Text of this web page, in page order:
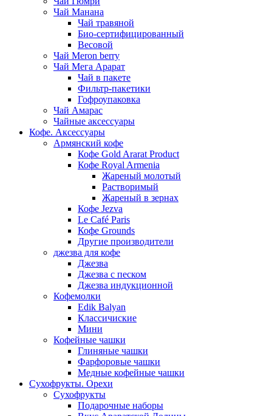
Чай Манана
Чай травяной
Био-сертифицированный
Весовой
Чай Meron berry
Чай Мега Арарат
Чай в пакете
Фильтр-пакетики
Гофроупаковка
Чай Амарас
Чайные аксессуары
Кофе. Аксессуары
Армянский кофе
Кофе Gold Ararat Product
Кофе Royal Armenia
Жареный молотый
Растворимый
Жареный в зернах
Кофе Jezva
Le Café Paris
Кофе Grounds
Другие производители
джезва для кофе
Джезва
Джезва с песком
Джезва индукционной
Кофемолки
Edik Balyan
Классичиские
Мини
Кофейные чашки
Глиняные чашки
Фарфоровые чашки
Медные кофейные чашки
Сухофрукты. Орехи
Сухофрукты
Подарочные наборы